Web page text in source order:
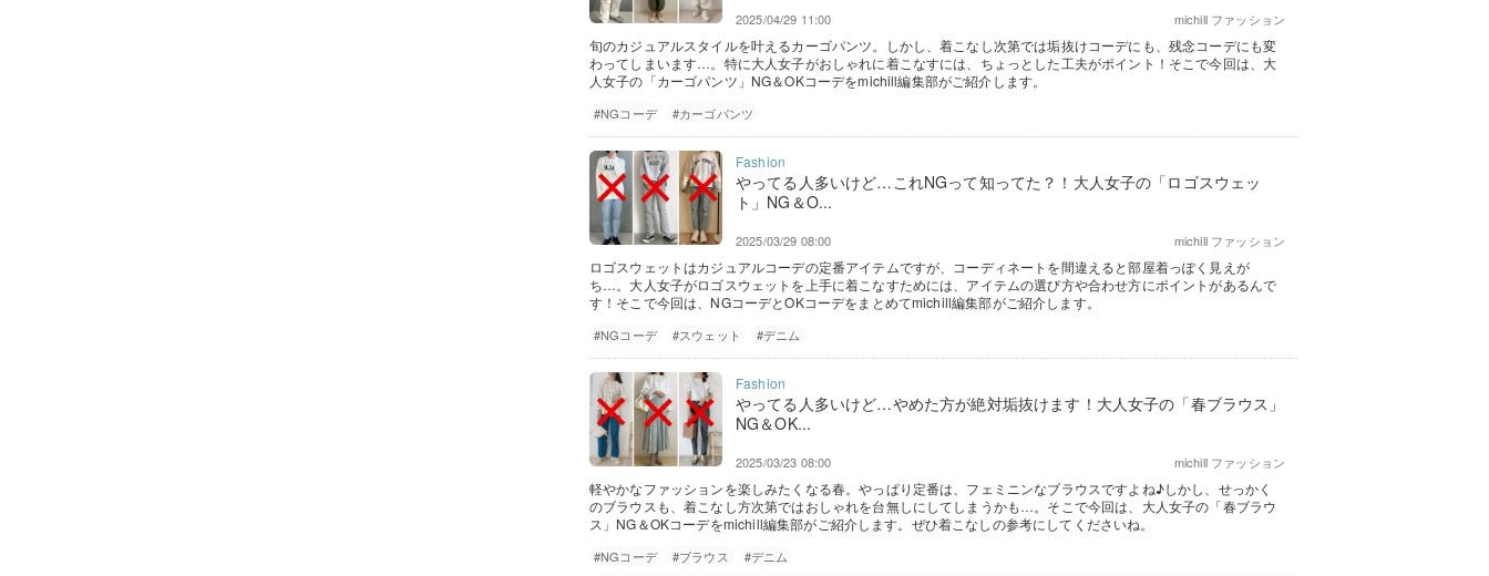
michill ファッション
2025/04/29 11:00
旬のカジュアルスタイルを叶えるカーゴパンツ。しかし、着こなし次第では垢抜けコーデにも、残念コーデにも変
わってしまいます…。特に大人女子がおしゃれに着こなすには、ちょっとした工夫がポイント！そこで今回は、大
人女子の「カーゴパンツ」NG＆OKコーデをmichill編集部がご紹介します。
#NGコーデ #カーゴパンツ
やってる人多いけど…これNGって知ってた？！大人女子の「ロゴスウェッ
ト」NG＆O...
michill ファッション
2025/03/29 08:00
ロゴスウェットはカジュアルコーデの定番アイテムですが、コーディネートを間違えると部屋着っぽく見えが
ち…。大人女子がロゴスウェットを上手に着こなすためには、アイテムの選び方や合わせ方にポイントがあるんで
す！そこで今回は、NGコーデとOKコーデをまとめてmichill編集部がご紹介します。
#NGコーデ #スウェット #デニム
やってる人多いけど…やめた方が絶対垢抜けます！大人女子の「春ブラウス」
NG＆OK...
michill ファッション
2025/03/23 08:00
軽やかなファッションを楽しみたくなる春。やっぱり定番は、フェミニンなブラウスですよね♪しかし、せっかく
のブラウスも、着こなし方次第ではおしゃれを台無しにしてしまうかも…。そこで今回は、大人女子の「春ブラウ
ス」NG＆OKコーデをmichill編集部がご紹介します。ぜひ着こなしの参考にしてくださいね。
#NGコーデ #ブラウス #デニム